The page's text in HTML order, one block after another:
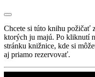
Chcete si túto knihu požičať
ktorých ju majú. Po kliknutí
stránku knižnice, kde si
aj priamo rezervovať.